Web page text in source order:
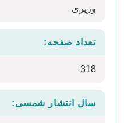
وزیری
تعداد صفحه:
318
سال انتشار شمسی: